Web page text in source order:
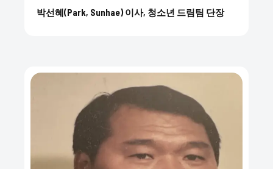
박선혜(Park, Sunhae) 이사, 청소년 드림팀 단장